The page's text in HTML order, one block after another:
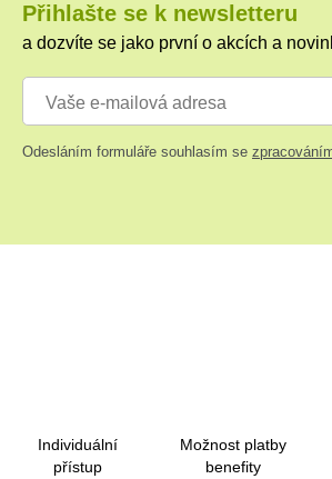
Přihlašte se k newsletteru
a dozvíte se jako první o akcích a
Odesláním formuláře souhlasím se
Individuální
přístup
Možnost platby
benefity